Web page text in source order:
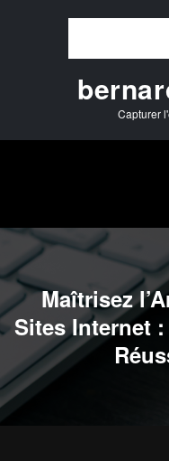
Capturer
Maîtrisez
Sites Internet